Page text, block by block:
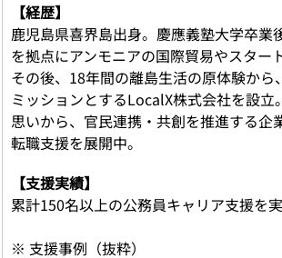
【経歴】
鹿児島県喜界島出身。慶應義塾大学卒
を拠点にアンモニアの国際貿易やスター
その後、18年間の離島生活の原体験か
ミッションとするLocalX株式会社を設
思いから、官民連携・共創を推進する
転職支援を展開中。
【支援実績】
累計150名以上の公務員キャリア支援を
※ 支援事例（抜粋）